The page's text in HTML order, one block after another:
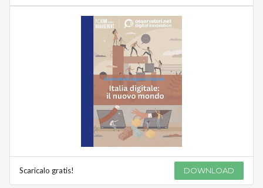
Scaricalo gratis! DOWNLOAD